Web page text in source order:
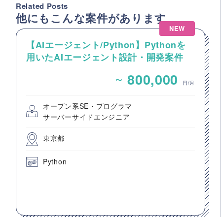
Related Posts
他にもこんな案件があります
NEW
【AIエージェント/Python】Pythonを
用いたAIエージェント設計・開発案件
~ 800,000 円/月
オープン系SE・プログラマ
サーバーサイドエンジニア
東京都
Python